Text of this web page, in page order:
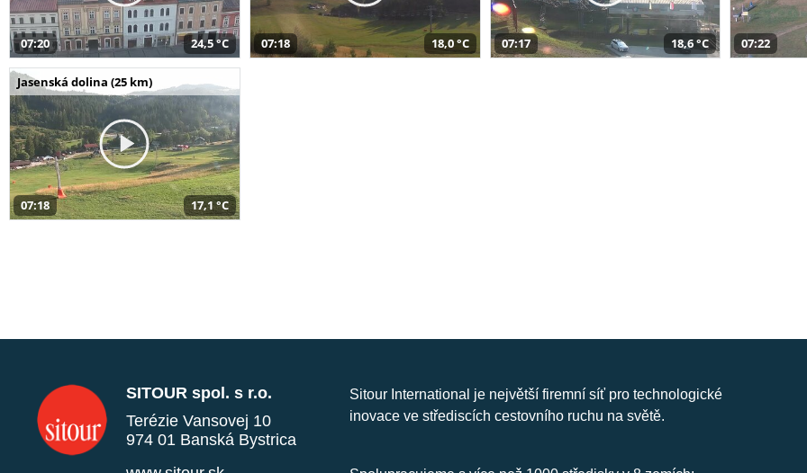
07:20 24,5 °C 07:18 18,0 °C 07:17 18,6 °C 07:22
Jasenská dolina (25 km)
07:18 17,1 °C
SITOUR spol. s r.o.
Terézie Vansovej 10
974 01 Banská Bystrica
Sitour International je největší firemní síť pro technologické
inovace ve střediscích cestovního ruchu na světě.